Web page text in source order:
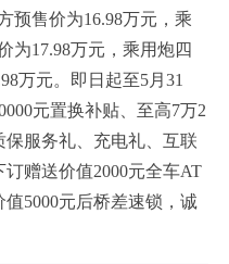
预售价为16.98万元，乘
为17.98万元，乘用炮四
万元。即日起至5月31
元置换补贴、至高7万2
服务礼、充电礼、互联
赠送价值2000元全车AT
5000元后桥差速锁，诚